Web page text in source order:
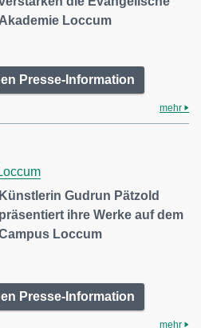
Akademie Loccum
Presse-Information
mehr
Künstlerin Gudrun Pätzold
präsentiert ihre Werke auf dem
Loccum
Presse-Information
mehr